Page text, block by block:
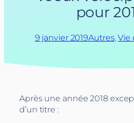
pour
9 janvier 2019Autres, Vie
Après une année 2018
d’un titre :